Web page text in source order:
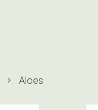
Aloes